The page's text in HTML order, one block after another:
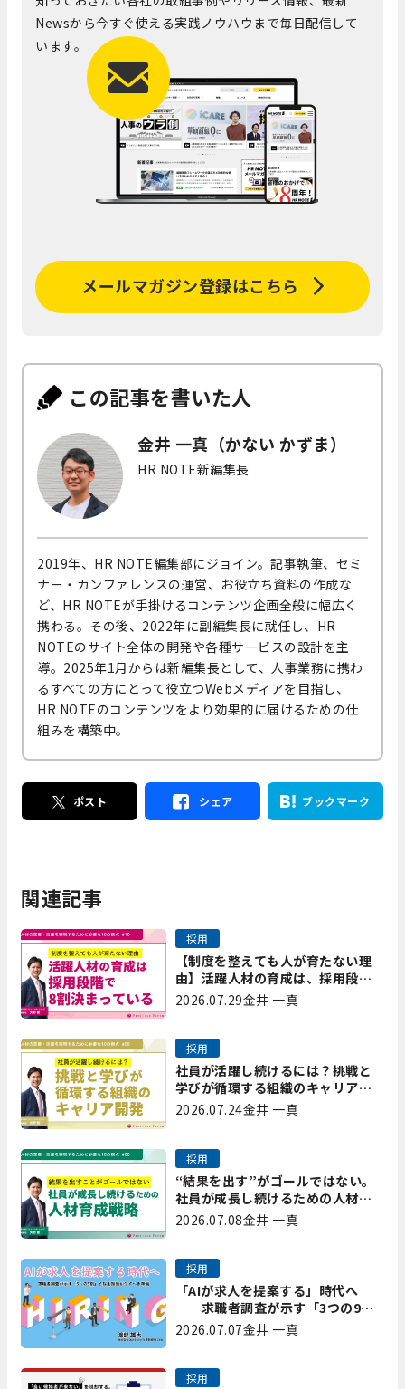
Newsから今すぐ使える実践ノウハウまで毎日配信して
います。
メールマガジン登録はこちら
この記事を書いた人
金井 一真（かない かずま）
HR NOTE新編集長
2019年、HR NOTE編集部にジョイン。記事執筆、セミ
ナー・カンファレンスの運営、お役立ち資料の作成な
ど、HR NOTEが手掛けるコンテンツ企画全般に幅広く
携わる。その後、2022年に副編集長に就任し、HR
NOTEのサイト全体の開発や各種サービスの設計を主
導。2025年1月からは新編集長として、人事業務に携わ
るすべての方にとって役立つWebメディアを目指し、
HR NOTEのコンテンツをより効果的に届けるための仕
組みを構築中。
ポスト シェア ブックマーク
関連記事
【制度を整えても人が育たない理
由】活躍人材の育成は、採用段階
で8割決まっている｜プレシャスパ
採用
2026.07.29金井 一真
社員が活躍し続けるには？挑戦と
学びが循環する組織のキャリア開
発｜プレシャスパートナーズ矢野
採用
2026.07.24金井 一真
“結果を出す”がゴールではない。
社員が成長し続けるための人材育
成戦略｜プレシャスパートナーズ
採用
2026.07.08金井 一真
「AIが求人を提案する」時代へ
──求職者調査が示す「3つの9
割」と、採用担当が今すべき準備
採用
2026.07.07金井 一真
採用